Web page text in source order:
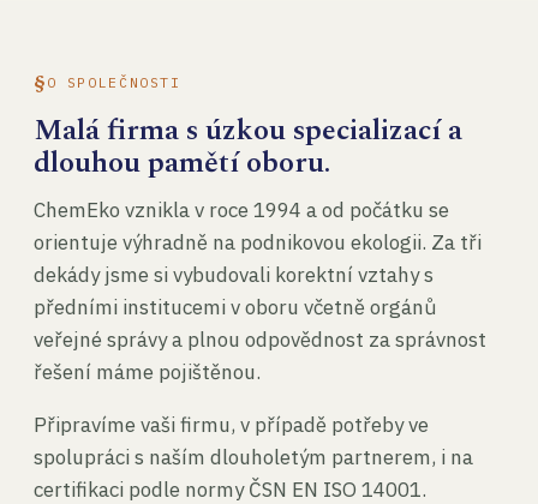
O SPOLEČNOSTI
Malá firma s úzkou specializací a
dlouhou pamětí oboru.
ChemEko vznikla v roce 1994 a od počátku se
orientuje výhradně na podnikovou ekologii. Za tři
dekády jsme si vybudovali korektní vztahy s
předními institucemi v oboru včetně orgánů
veřejné správy a plnou odpovědnost za správnost
řešení máme pojištěnou.
Připravíme vaši firmu, v případě potřeby ve
spolupráci s naším dlouholetým partnerem, i na
certifikaci podle normy ČSN EN ISO 14001.